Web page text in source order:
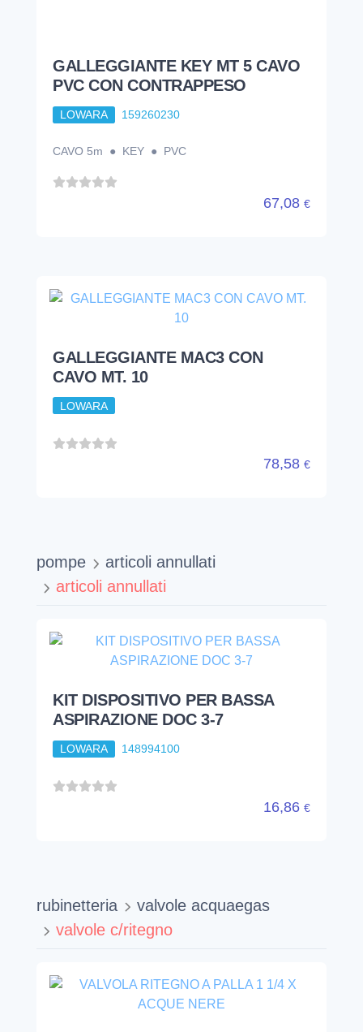
GALLEGGIANTE KEY MT 5 CAVO
PVC CON CONTRAPPESO
LOWARA 159260230
CAVO 5m ● KEY ● PVC
67,08 €
GALLEGGIANTE MAC3 CON
CAVO MT. 10
LOWARA
78,58 €
pompe
articoli annullati
articoli annullati
KIT DISPOSITIVO PER BASSA
ASPIRAZIONE DOC 3-7
LOWARA 148994100
16,86 €
rubinetteria
valvole acquaegas
valvole c/ritegno